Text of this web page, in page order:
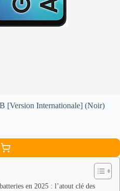
[Version Internationale] (Noir)
en 2025 : l’atout clé des